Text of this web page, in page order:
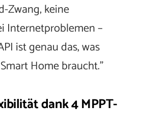
Zwang, keine
Internetproblemen –
ist genau das, was
Home braucht.”
dank 4 MPPT-